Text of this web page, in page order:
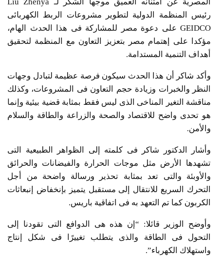
المصرية عن امتنانه العميق موجها الشكر لـ Liu Zhenya
رئيس المنظمة الدولية لتطوير مشروعات الربط الكهربائى
GEIDCO على دعوة مصر للمشاركة فى هذا الحدث الهام،
مؤكدا على إهتمام مصر بتعزيز التعاون مع المنظمة لتحقيق
أهداف التنمية المستدامة.
وأكد شاكر أن هذا الحدث سيكون فرصة عظيمة لتبادل وجهات
النظر والخبرات وزيادة حجم التعاون فى المشروعات، وكذلك
مناقشة التغير المناخى الذى ليس فقط بمثابة قضية بيئية وإنما
هو تحدى واضح للاقتصاد والصحة والزراعة والطاقة والسلام
والأمن.
وأشار الدكتور شاكر فى كلمته إلى الظواهر الطبيعية التى
تشهدها الأرض مثل موجات الحرارة والفيضانات والحرائق
والأوبئة والتى تعد بمثابة تحذير ورسالة واضحة من أجل
التحرك السريع للانتقال إلى مستقبل يتميز بإنخفاض إنبعاثات
الكربون كما تم التعهد به فى اتفاقية باريس.
وأوضح الوزير قائلا: “إن هذه هى الدوافع التى تقودنا إلى
التحول فى الطاقة والذى يتطلب تغييرًا فى شكل إنتاج
واستهلاك الكهرباء”.